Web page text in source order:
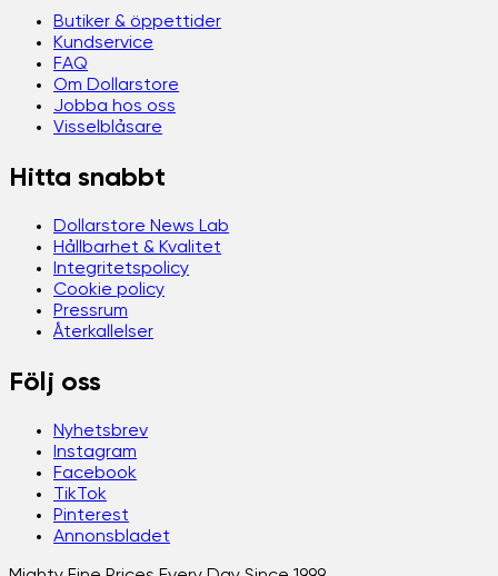
Butiker & öppettider
Kundservice
FAQ
Om Dollarstore
Jobba hos oss
Visselblåsare
Hitta snabbt
Dollarstore News Lab
Hållbarhet & Kvalitet
Integritetspolicy
Cookie policy
Pressrum
Återkallelser
Följ oss
Nyhetsbrev
Instagram
Facebook
TikTok
Pinterest
Annonsbladet